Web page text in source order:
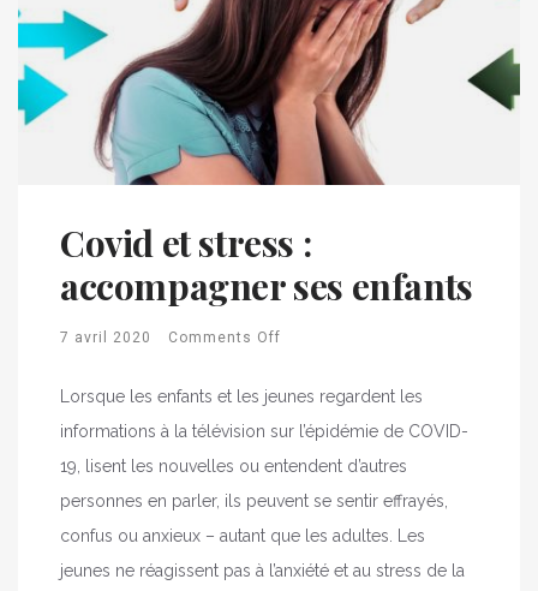
Covid et stress :
accompagner ses enfants
7 avril 2020 Comments Off
Lorsque les enfants et les jeunes regardent les
informations à la télévision sur l’épidémie de COVID-
19, lisent les nouvelles ou entendent d’autres
personnes en parler, ils peuvent se sentir effrayés,
confus ou anxieux – autant que les adultes. Les
jeunes ne réagissent pas à l’anxiété et au stress de la